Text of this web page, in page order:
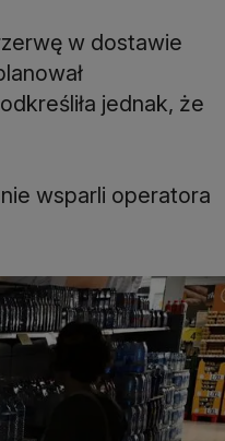
w dostawie
jednak, że
wsparli operatora